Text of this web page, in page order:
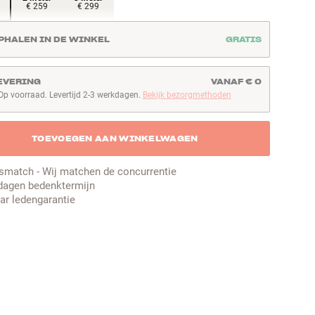
€ 259
€ 299
IN DE WINKEL GRATIS
voorraad. Levertijd 2-3 werkdagen
voorraad. Levertijd 2-3 werkdagen. Bekijk bezorgmethoden
VANAF € 0
TOEVOEGEN AAN WINKELWAGEN
- Wij matchen de concurrentie
bedenktermijn
ledengarantie